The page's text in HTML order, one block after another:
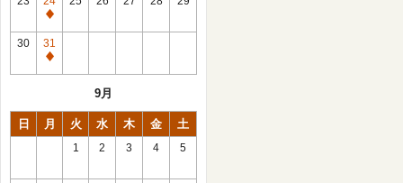
日
休
館
日
30
31
休
9月
日 月 火 水 木 金 土
1 2 3 4 5